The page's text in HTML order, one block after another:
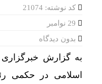
بازار سرمایه به
شاخص کل بورس وارد کانال
قیمت طلا و سکه شنبه 17 مرداد/
کد نوشته: 21074
بدون دیدگاه
به گزارش
اسلامی در حکمی